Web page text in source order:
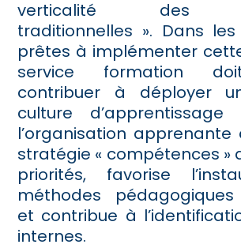
verticalité des
traditionnelles ». Dans
prêtes à implémenter
service formation
contribuer à déployer
culture
l’organisation
stratégie « compétences »
priorités, favorise
méthodes
et contribue à
internes.